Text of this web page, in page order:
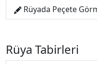
Rüyada Peçete
Rüya Tabirleri